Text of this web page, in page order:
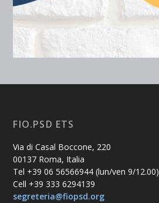
FIO.PSD ETS
Via di Casal Boccone, 220
00137 Roma, Italia
Tel +39 06 56566944 (lun/ven 9/12.00)
Cell +39 333 6294139
segreteria@fiopsd.org